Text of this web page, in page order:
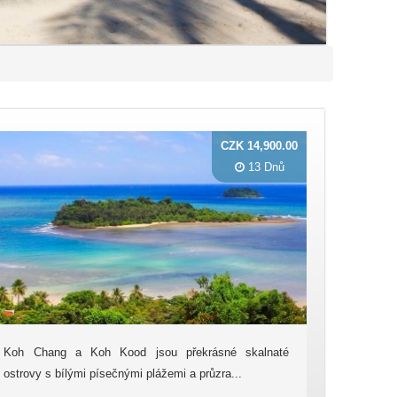
Koh Chang a Koh Kood jsou překrásné skalnaté
ostrovy s bílými písečnými plážemi a průzra...
CZK 14,900.00
13 Dnů